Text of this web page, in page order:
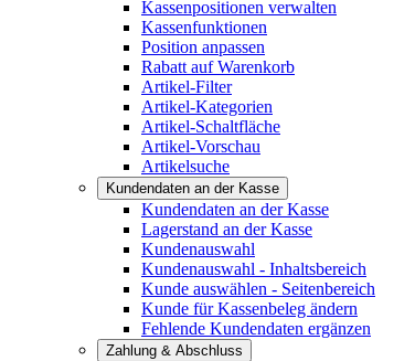
Kassenpositionen verwalten
Kassenfunktionen
Position anpassen
Rabatt auf Warenkorb
Artikel-Filter
Artikel-Kategorien
Artikel-Schaltfläche
Artikel-Vorschau
Artikelsuche
Kundendaten an der Kasse
Kundendaten an der Kasse
Lagerstand an der Kasse
Kundenauswahl
Kundenauswahl - Inhaltsbereich
Kunde auswählen - Seitenbereich
Kunde für Kassenbeleg ändern
Fehlende Kundendaten ergänzen
Zahlung & Abschluss